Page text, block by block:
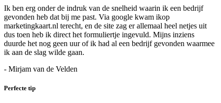
Ik ben erg onder de indruk van de snelheid waarin ik een bedrijf
gevonden heb dat bij me past. Via google kwam ikop
marketingkaart.nl terecht, en de site zag er allemaal heel netjes uit
dus toen heb ik direct het formuliertje ingevuld. Mijns inziens
duurde het nog geen uur of ik had al een bedrijf gevonden waarmee
ik aan de slag wilde gaan.
- Mirjam van de Velden
Perfecte tip